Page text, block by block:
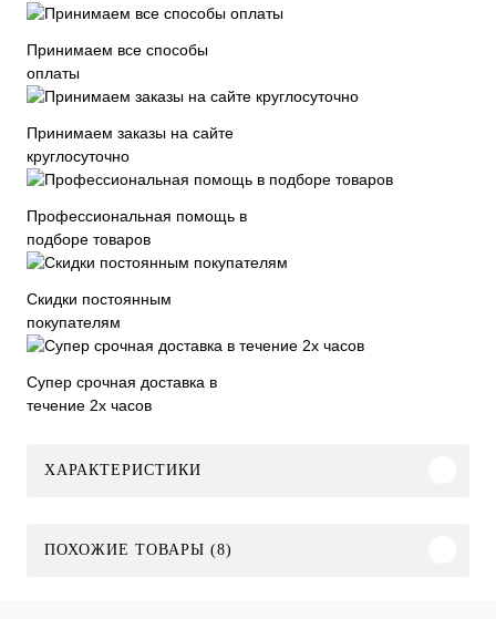
Принимаем все способы
оплаты
Принимаем заказы на сайте
круглосуточно
Профессиональная помощь в
подборе товаров
Скидки постоянным
покупателям
Супер срочная доставка в
течение 2х часов
ХАРАКТЕРИСТИКИ
ПОХОЖИЕ ТОВАРЫ (8)